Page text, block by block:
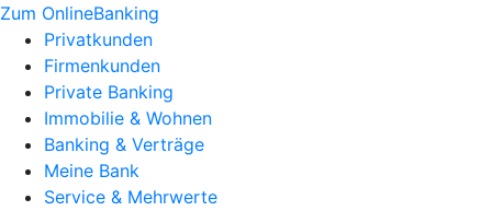
Zum OnlineBanking
Privatkunden
Firmenkunden
Private Banking
Immobilie & Wohnen
Banking & Verträge
Meine Bank
Service & Mehrwerte